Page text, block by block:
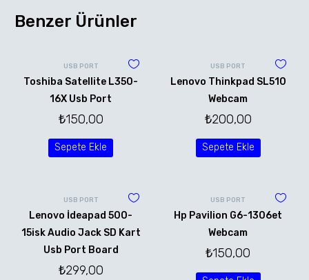
Benzer Ürünler
USB PORT
Toshiba Satellite L350-
16X Usb Port
₺150,00
Sepete Ekle
USB PORT
Lenovo Thinkpad SL510
Webcam
₺200,00
Sepete Ekle
USB PORT
Lenovo İdeapad 500-
15isk Audio Jack SD Kart
Usb Port Board
₺299,00
USB PORT
Hp Pavilion G6-1306et
Webcam
₺150,00